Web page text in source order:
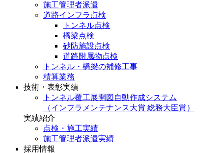
施工管理者派遣
道路インフラ点検
トンネル点検
橋梁点検
砂防施設点検
道路附属物点検
トンネル・橋梁の補修工事
積算業務
技術・表彰実績
トンネル覆工展開図自動作成システム
（インフラメンテナンス大賞 総務大臣賞）
実績紹介
点検・施工実績
施工管理者派遣実績
採用情報